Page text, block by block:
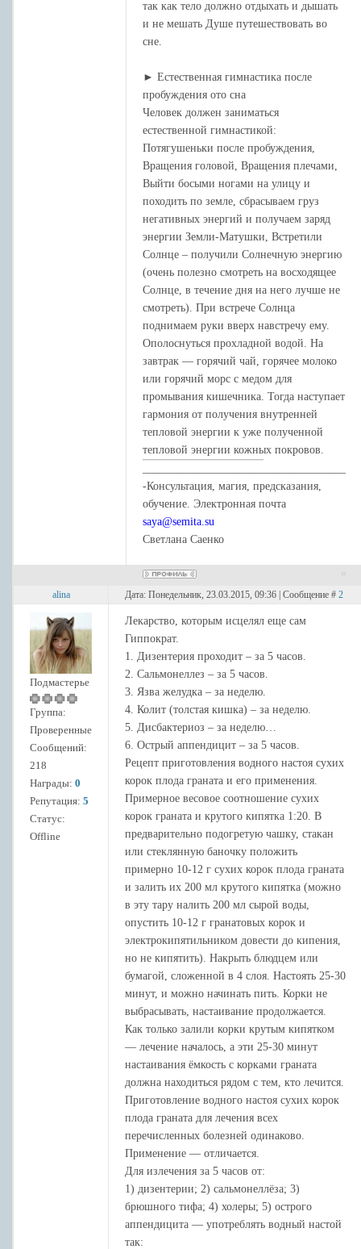
так как тело должно отдыхать и дышать
и не мешать Душе путешествовать во
сне.
► Естественная гимнастика после
пробуждения ото сна
Человек должен заниматься
естественной гимнастикой:
Потягушеньки после пробуждения,
Вращения головой, Вращения плечами,
Выйти босыми ногами на улицу и
походить по земле, сбрасываем груз
негативных энергий и получаем заряд
энергии Земли-Матушки, Встретили
Солнце – получили Солнечную энергию
(очень полезно смотреть на восходящее
Солнце, в течение дня на него лучше не
смотреть). При встрече Солнца
поднимаем руки вверх навстречу ему.
Ополоснуться прохладной водой. На
завтрак — горячий чай, горячее молоко
или горячий морс с медом для
промывания кишечника. Тогда наступает
гармония от получения внутренней
тепловой энергии к уже полученной
тепловой энергии кожных покровов.
-Консультация, магия, предсказания,
обучение. Электронная почта
saya@semita.su
Светлана Саенко
alina Дата: Понедельник, 23.03.2015, 09:36 | Сообщение # 2
Подмастерье
Группа:
Проверенные
Сообщений:
218
Награды: 0
Репутация: 5
Статус:
Offline
Лекарство, которым исцелял еще сам
Гиппократ.
1. Дизентерия проходит – за 5 часов.
2. Сальмонеллез – за 5 часов.
3. Язва желудка – за неделю.
4. Колит (толстая кишка) – за неделю.
5. Дисбактериоз – за неделю…
6. Острый аппендицит – за 5 часов.
Рецепт приготовления водного настоя сухих
корок плода граната и его применения.
Примерное весовое соотношение сухих
корок граната и крутого кипятка 1:20. В
предварительно подогретую чашку, стакан
или стеклянную баночку положить
примерно 10-12 г сухих корок плода граната
и залить их 200 мл крутого кипятка (можно
в эту тару налить 200 мл сырой воды,
опустить 10-12 г гранатовых корок и
электрокипятильником довести до кипения,
но не кипятить). Накрыть блюдцем или
бумагой, сложенной в 4 слоя. Настоять 25-30
минут, и можно начинать пить. Корки не
выбрасывать, настаивание продолжается.
Как только залили корки крутым кипятком
— лечение началось, а эти 25-30 минут
настаивания ёмкость с корками граната
должна находиться рядом с тем, кто лечится.
Приготовление водного настоя сухих корок
плода граната для лечения всех
перечисленных болезней одинаково.
Применение — отличается.
Для излечения за 5 часов от:
1) дизентерии; 2) сальмонеллёза; 3)
брюшного тифа; 4) холеры; 5) острого
аппендицита — употреблять водный настой
так: